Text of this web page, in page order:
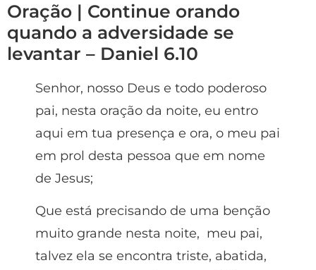
Oração | Continue orando
quando a adversidade se
levantar – Daniel 6.10
Senhor, nosso Deus e todo poderoso
pai, nesta oração da noite, eu entro
aqui em tua presença e ora, o meu pai
em prol desta pessoa que em nome
de Jesus;
Que está precisando de uma benção
muito grande nesta noite, meu pai,
talvez ela se encontra triste, abatida,